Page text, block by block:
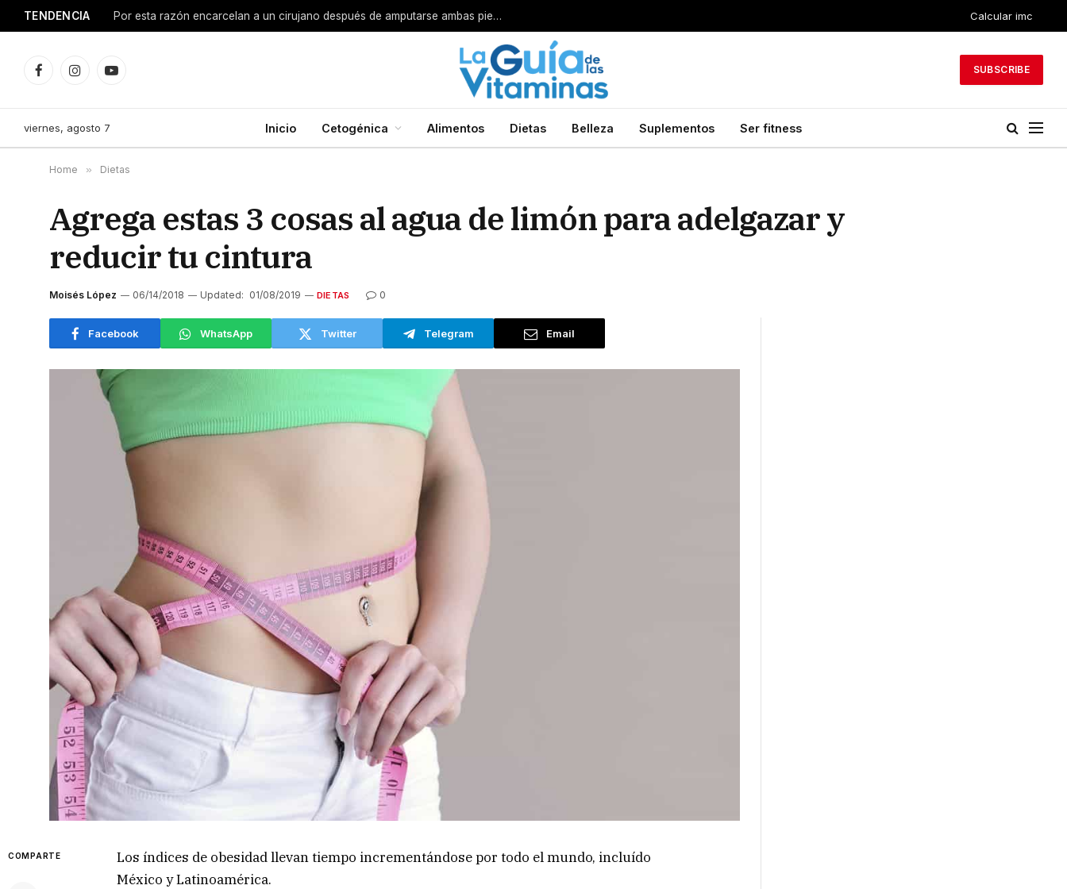
TENDENCIA Por esta razón encarcelan a un cirujano después de amputarse ambas piernas Calcular imc
FacebookInstagramYouTube
SUBSCRIBE
viernes, agosto 7 Inicio Cetogénica Alimentos Dietas Belleza Suplementos Ser fitness
Home » Dietas
Agrega estas 3 cosas al agua de limón para adelgazar y
reducir tu cintura
Moisés López 06/14/2018 Updated: 01/08/2019 DIETAS 0
Facebook WhatsApp Twitter Telegram Email
COMPARTE
Los índices de obesidad llevan tiempo incrementándose por todo el mundo, incluído
México y Latinoamérica.